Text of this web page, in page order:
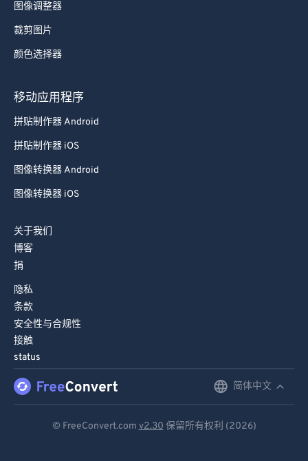
图像调整器
裁剪图片
颜色选择器
移动应用程序
拼贴制作器 Android
拼贴制作器 iOS
图像转换器 Android
图像转换器 iOS
关于我们
博客
捐
隐私
条款
安全性与合规性
接触
status
简体中文
© FreeConvert.com v2.30 保留所有权利 (2026)